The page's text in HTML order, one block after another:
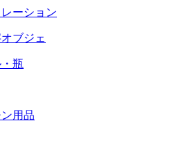
ーション
ブジェ
瓶
用品